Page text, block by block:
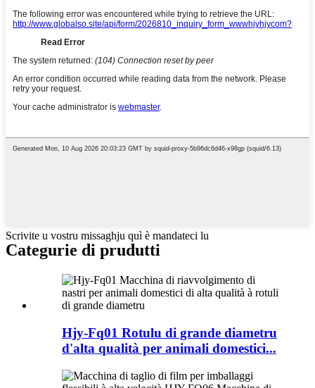
Scrivite u vostru missaghju quì è mandateci lu
Categurie di prudutti
Hjy-Fq01 Rotulu di grande diametru
d'alta qualità per animali domestici...